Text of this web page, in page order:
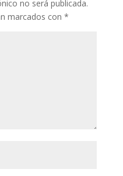
no será publicada.
marcados con *